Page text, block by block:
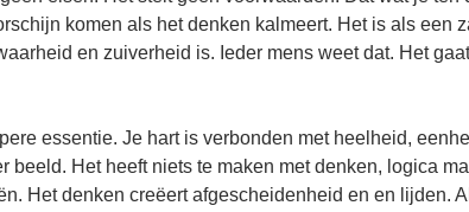
komen als het denken kalmeert. Het is als een
en zuiverheid is. Ieder mens weet dat. Het
essentie. Je hart is verbonden met heelheid,
beeld. Het heeft niets te maken met denken, logica
Het denken creëert afgescheidenheid en en lijden.